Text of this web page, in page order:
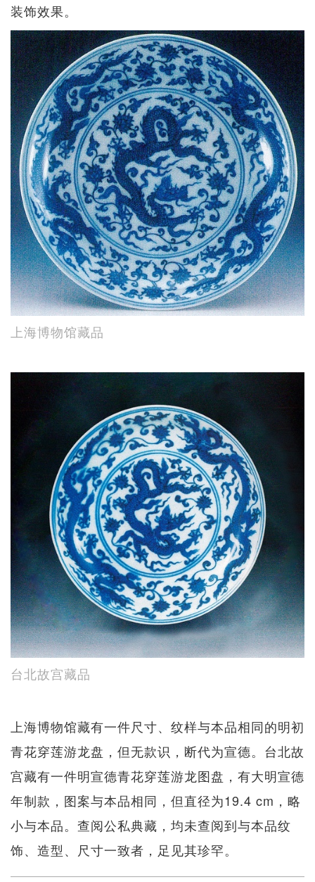
装饰效果。
上海博物馆藏品
台北故宫藏品
上海博物馆藏有一件尺寸、纹样与本品相同的明初
青花穿莲游龙盘，但无款识，断代为宣德。台北故
宫藏有一件明宣德青花穿莲游龙图盘，有大明宣德
年制款，图案与本品相同，但直径为19.4 cm，略
小与本品。查阅公私典藏，均未查阅到与本品纹
饰、造型、尺寸一致者，足见其珍罕。